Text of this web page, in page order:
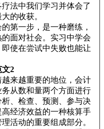
法中我们学习并体会了
的收获。
第一步，是一种磨练，
面对社会。实习中学会
使在尝试中失败也能让
文2
来越重要的地位，会计
从数和量两个方面进行
、检查、预测、参与决
经济效益的一种核算手
活动的重要组成部分。